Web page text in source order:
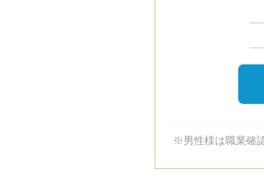
※男性様は職業確